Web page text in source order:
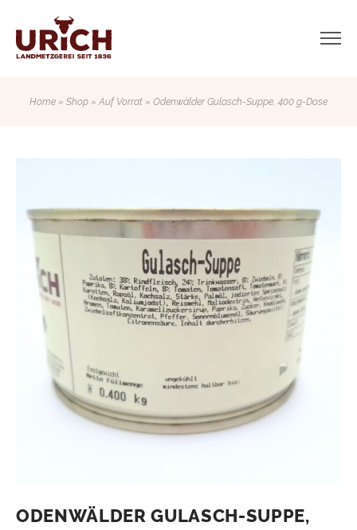
Home » Shop »Auf Vorrat » Odenwälder Gulasch-Suppe, 400 g-Dose
ODENWÄLDER GULASCH-SUPPE,